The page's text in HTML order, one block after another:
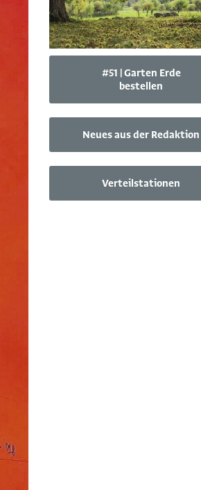
#51 | Garten Erde
bestellen
Neues aus der Redaktion
Verteilstationen